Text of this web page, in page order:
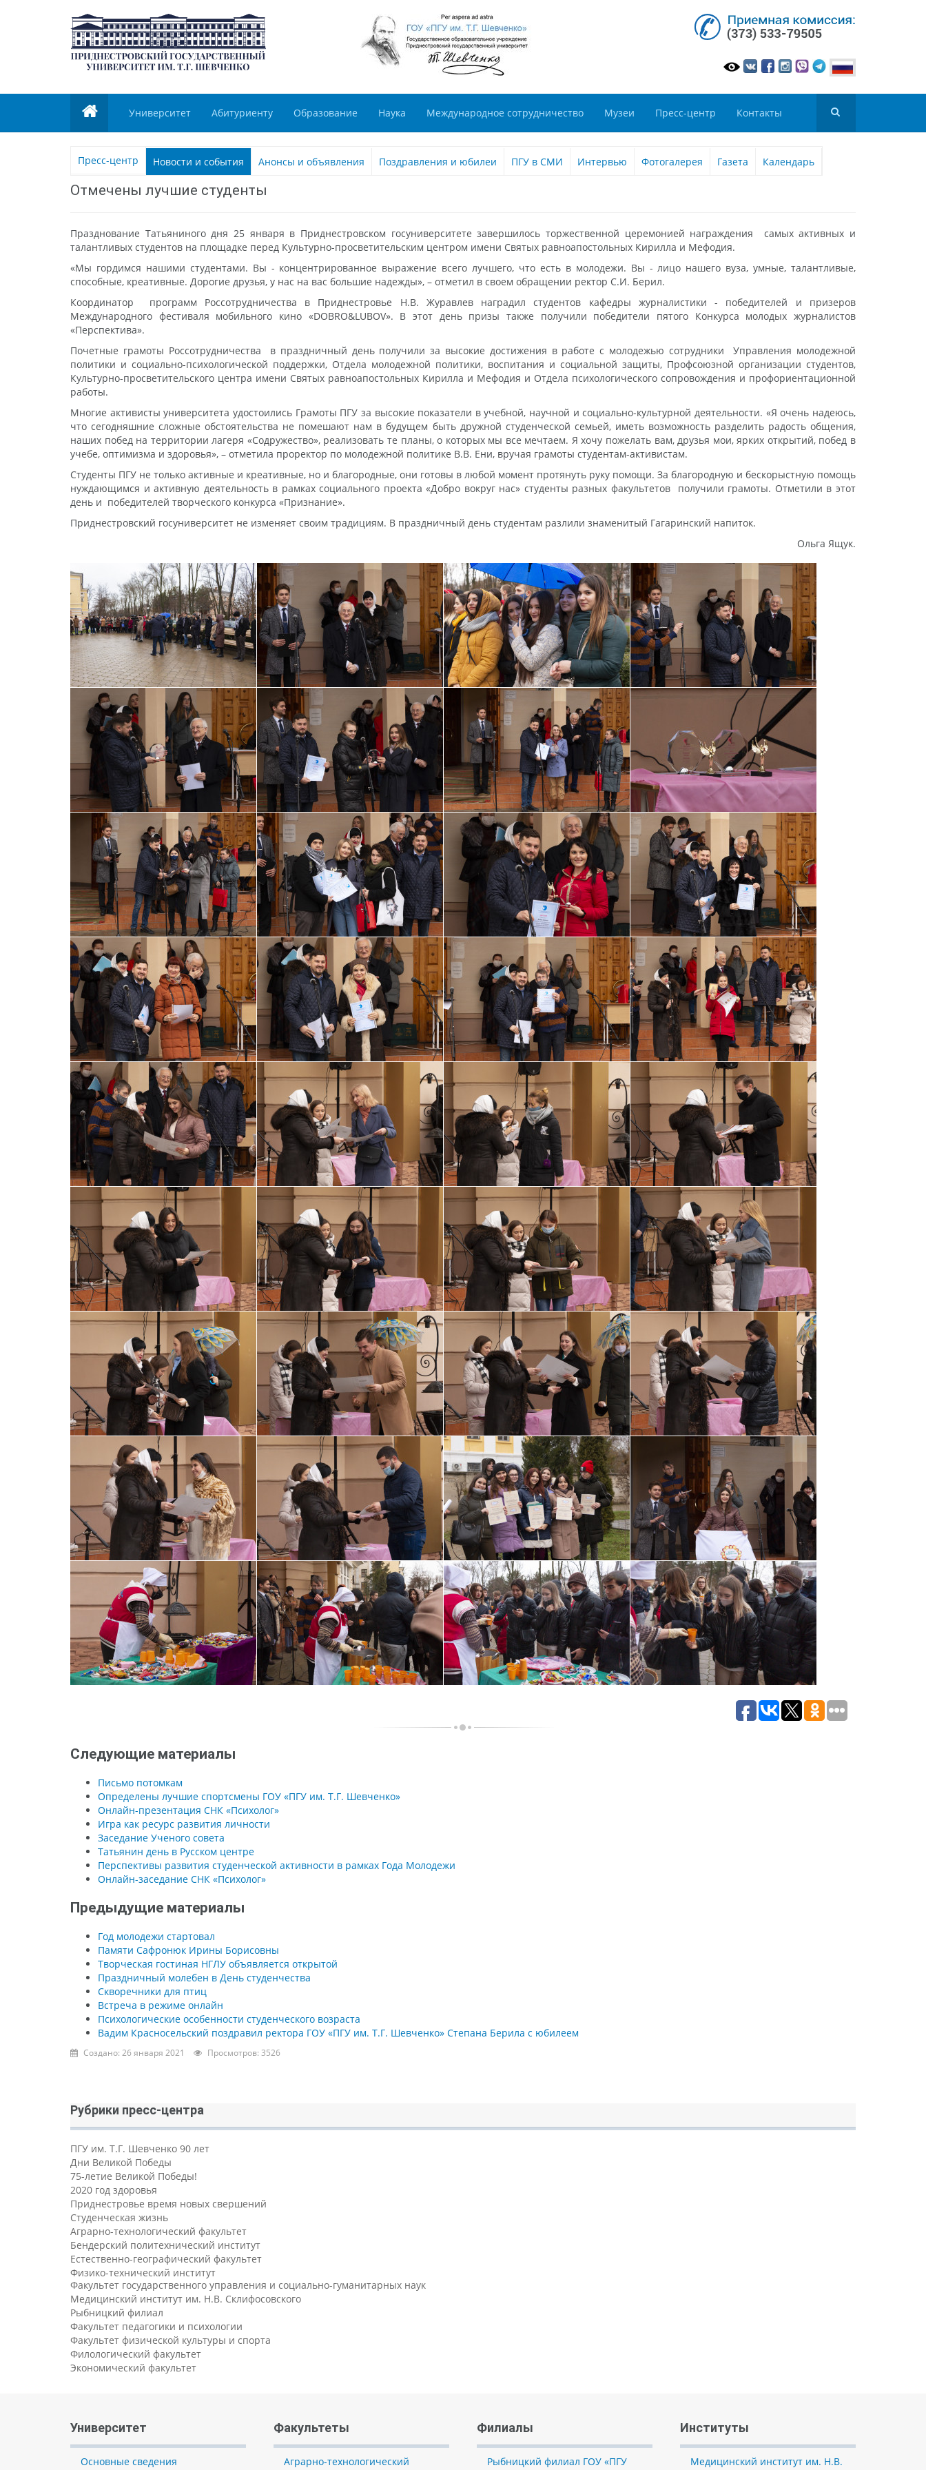
Университет Абитуриенту Образование Наука Международное сотрудничество Музеи Пресс-центр Контакты
Пресс-центр Новости и события Анонсы и объявления Поздравления и юбилеи ПГУ в СМИ Интервью Фотогалерея Газета Календарь
Отмечены лучшие студенты
Празднование Татьяниного дня 25 января в Приднестровском госуниверситете завершилось торжественной церемонией награждения самых активных и
талантливых студентов на площадке перед Культурно-просветительским центром имени Святых равноапостольных Кирилла и Мефодия.
«Мы гордимся нашими студентами. Вы - концентрированное выражение всего лучшего, что есть в молодежи. Вы - лицо нашего вуза, умные, талантливые,
способные, креативные. Дорогие друзья, у нас на вас большие надежды», – отметил в своем обращении ректор С.И. Берил.
Координатор программ Россотрудничества в Приднестровье Н.В. Журавлев наградил студентов кафедры журналистики - победителей и призеров
Международного фестиваля мобильного кино «DOBRO&LUBOV». В этот день призы также получили победители пятого Конкурса молодых журналистов
«Перспектива».
Почетные грамоты Россотрудничества в праздничный день получили за высокие достижения в работе с молодежью сотрудники Управления молодежной
политики и социально-психологической поддержки, Отдела молодежной политики, воспитания и социальной защиты, Профсоюзной организации студентов,
Культурно-просветительского центра имени Святых равноапостольных Кирилла и Мефодия и Отдела психологического сопровождения и профориентационной
работы.
Многие активисты университета удостоились Грамоты ПГУ за высокие показатели в учебной, научной и социально-культурной деятельности. «Я очень надеюсь,
что сегодняшние сложные обстоятельства не помешают нам в будущем быть дружной студенческой семьей, иметь возможность разделить радость общения,
наших побед на территории лагеря «Содружество», реализовать те планы, о которых мы все мечтаем. Я хочу пожелать вам, друзья мои, ярких открытий, побед в
учебе, оптимизма и здоровья», – отметила проректор по молодежной политике В.В. Ени, вручая грамоты студентам-активистам.
Студенты ПГУ не только активные и креативные, но и благородные, они готовы в любой момент протянуть руку помощи. За благородную и бескорыстную помощь
нуждающимся и активную деятельность в рамках социального проекта «Добро вокруг нас» студенты разных факультетов получили грамоты. Отметили в этот
день и победителей творческого конкурса «Признание».
Приднестровский госуниверситет не изменяет своим традициям. В праздничный день студентам разлили знаменитый Гагаринский напиток.
Ольга Ящук.
Следующие материалы
Письмо потомкам
Определены лучшие спортсмены ГОУ «ПГУ им. Т.Г. Шевченко»
Онлайн-презентация СНК «Психолог»
Игра как ресурс развития личности
Заседание Ученого совета
Татьянин день в Русском центре
Перспективы развития студенческой активности в рамках Года Молодежи
Онлайн-заседание СНК «Психолог»
Предыдущие материалы
Год молодежи стартовал
Памяти Сафронюк Ирины Борисовны
Творческая гостиная НГЛУ объявляется открытой
Праздничный молебен в День студенчества
Скворечники для птиц
Встреча в режиме онлайн
Психологические особенности студенческого возраста
Вадим Красносельский поздравил ректора ГОУ «ПГУ им. Т.Г. Шевченко» Степана Берила с юбилеем
Создано: 26 января 2021 Просмотров: 3526
Рубрики пресс-центра
ПГУ им. Т.Г. Шевченко 90 лет
Дни Великой Победы
75-летие Великой Победы!
2020 год здоровья
Приднестровье время новых свершений
Студенческая жизнь
Аграрно-технологический факультет
Бендерский политехнический институт
Естественно-географический факультет
Физико-технический институт
Факультет государственного управления и социально-гуманитарных наук
Медицинский институт им. Н.В. Склифосовского
Рыбницкий филиал
Факультет педагогики и психологии
Факультет физической культуры и спорта
Филологический факультет
Экономический факультет
Университет
Основные сведения
Факультеты
Аграрно-технологический
Филиалы
Рыбницкий филиал ГОУ «ПГУ
Институты
Медицинский институт им. Н.В.